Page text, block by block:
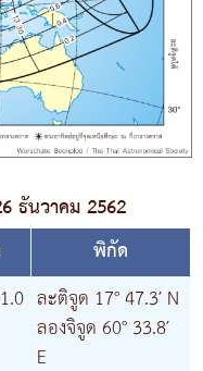
ธันวาคม 2562
พิกัด
ละติจูด 17° 47.3′ N
ลองจิจูด 60° 33.8′
E